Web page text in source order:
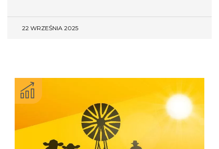
22 WRZEŚNIA 2025